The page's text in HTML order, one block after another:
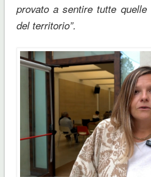
provato a sentire tutte
del territorio”.